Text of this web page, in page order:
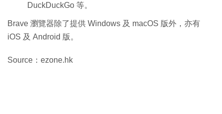
DuckDuckGo 等。
Brave 瀏覽器除了提供 Windows 及 macOS 版外，亦有
iOS 及 Android 版。
Source：ezone.hk